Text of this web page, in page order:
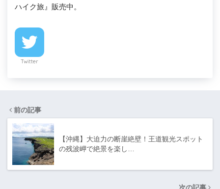
ハイク旅』販売中。
Twitter
前の記事
【沖縄】大迫力の断崖絶壁！王道観光スポット
の残波岬で絶景を楽し…